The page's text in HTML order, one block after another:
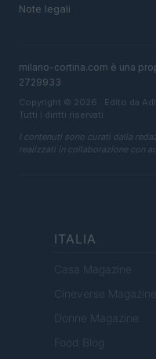
Note legali
milano-cortina.com è una
2729933
Copyright © 2026 · Edito da
Tutti i diritti riservati
I contenuti sono curati dalla
realizzati in collaborazione con
ITALIA
Casa Magazine
Cineverse Magazine
Donne Magazine
Food Blog